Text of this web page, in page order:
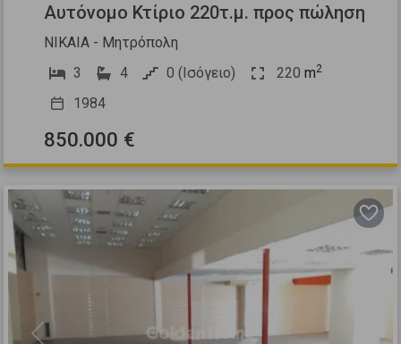
Αυτόνομο Κτίριο 220τ.μ. προς πώληση
ΝΙΚΑΙΑ - Μητρόπολη
3
4 0 (Ισόγειο) 220 m2
1984
850.000 €